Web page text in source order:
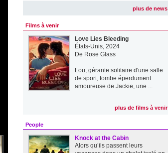
plus de news
Films à venir
Love Lies Bleeding
États-Unis, 2024
De Rose Glass
Lou, gérante solitaire d'une salle
de sport, tombe éperdument
amoureuse de Jackie, une ...
plus de films à venir
People
Knock at the Cabin
Alors qu’ils passent leurs